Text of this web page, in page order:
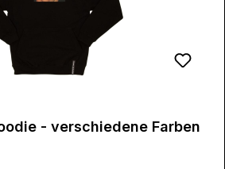
- verschiedene Farben